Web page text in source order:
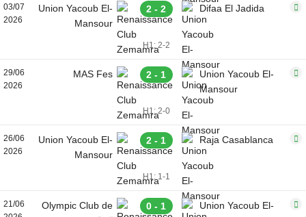
03/07
2026
Union Yacoub El-
Mansour
2 - 2 Difaa El Jadida
H1: 2-2
29/06
2026
MAS Fes 2 - 1
Union Yacoub El-
Mansour
H1: 2-0
26/06
2026
Union Yacoub El-
Mansour
2 - 1 Raja Casablanca
H1: 1-1
21/06
Olympic Club de
0 - 1
Union Yacoub El-